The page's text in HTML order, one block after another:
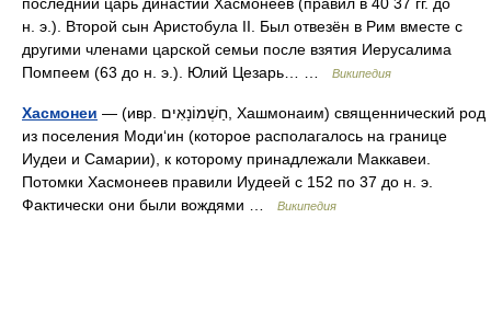
н. э.). Второй сын Аристобула II. Был отвезён в Рим вместе с
другими членами царской семьи после взятия Иерусалима
Помпеем (63 до н. э.). Юлий Цезарь… …
Википедия
Хасмонеи — (ивр. חַשְׁמוֹנָאִים‎, Хашмонаим) священнический род
из поселения Моди‘ин (которое располагалось на границе
Иудеи и Самарии), к которому принадлежали Маккавеи.
Потомки Хасмонеев правили Иудеей с 152 по 37 до н. э.
Фактически они были вождями …
Википедия